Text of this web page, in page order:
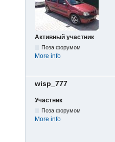
Активный участник
Поза форумом
More info
wisp_777
Участник
Поза форумом
More info